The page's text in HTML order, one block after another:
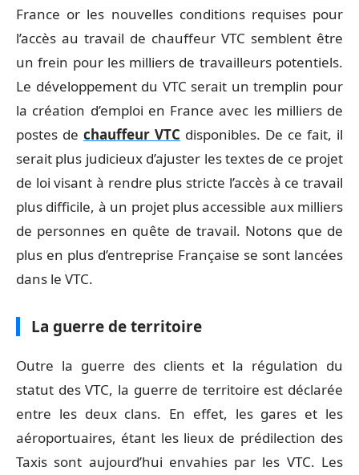
France or les nouvelles conditions requises pour
l’accès au travail de chauffeur VTC semblent être
un frein pour les milliers de travailleurs potentiels.
Le développement du VTC serait un tremplin pour
la création d’emploi en France avec les milliers de
postes de chauffeur VTC disponibles. De ce fait, il
serait plus judicieux d’ajuster les textes de ce projet
de loi visant à rendre plus stricte l’accès à ce travail
plus difficile, à un projet plus accessible aux milliers
de personnes en quête de travail. Notons que de
plus en plus d’entreprise Française se sont lancées
dans le VTC.
La guerre de territoire
Outre la guerre des clients et la régulation du
statut des VTC, la guerre de territoire est déclarée
entre les deux clans. En effet, les gares et les
aéroportuaires, étant les lieux de prédilection des
Taxis sont aujourd’hui envahies par les VTC. Les